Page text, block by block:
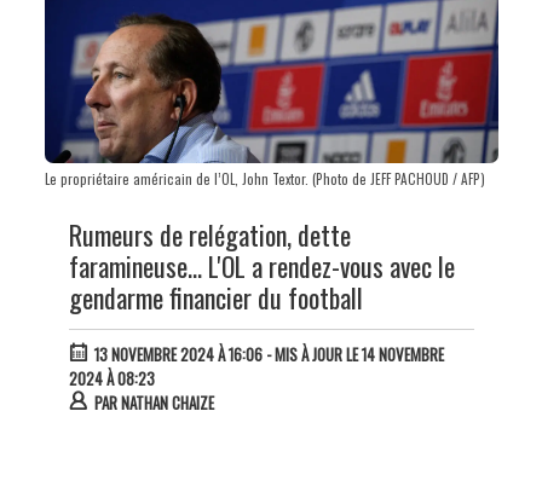
Le propriétaire américain de l’OL, John Textor. (Photo de JEFF PACHOUD / AFP)
Rumeurs de relégation, dette
faramineuse... L'OL a rendez-vous avec le
gendarme financier du football
13 NOVEMBRE 2024 À 16:06- MIS À JOUR LE 14 NOVEMBRE
2024 À 08:23
PARNATHAN CHAIZE